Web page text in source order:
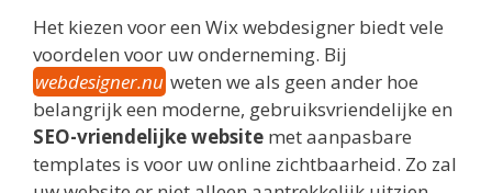
Het kiezen voor een Wix webdesigner biedt vele
voordelen voor uw onderneming. Bij
webdesigner.nu weten we als geen ander hoe
belangrijk een moderne, gebruiksvriendelijke en
SEO-vriendelijke website met aanpasbare
templates is voor uw online zichtbaarheid. Zo zal